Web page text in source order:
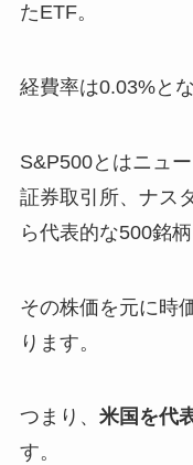
たETF。
経費率は0.03%と
S&P500とはニュ
証券取引所、ナス
ら代表的な500銘柄
その株価を元に時
ります。
つまり、 米国を代
す。